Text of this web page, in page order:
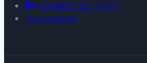
BEAUMETZ LES LOGES
Se connecter